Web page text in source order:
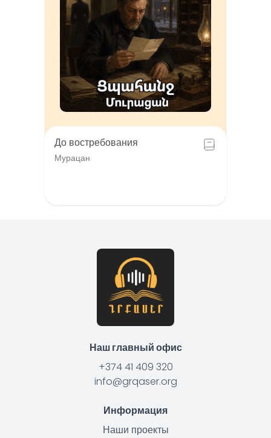
До востребования
Мурацан
Наш главный офис
+374 41 409 320
info@grqaser.org
Информация
Наши проекты